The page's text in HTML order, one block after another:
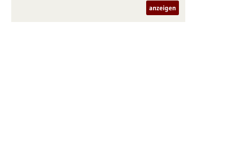
anzeigen